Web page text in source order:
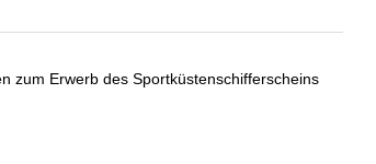
zum Erwerb des Sportküstenschifferscheins